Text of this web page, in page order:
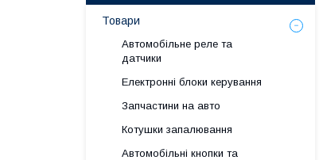
Товари
Автомобільне реле та
датчики
Електронні блоки керування
Запчастини на авто
Котушки запалювання
Автомобільні кнопки та